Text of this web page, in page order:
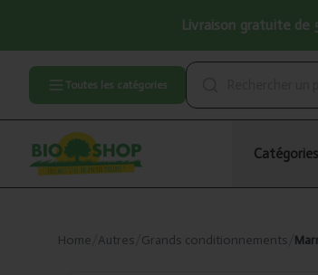
Livraison gratuite de
Toutes les catégories
Catégories
Home Autres Grands conditionnements